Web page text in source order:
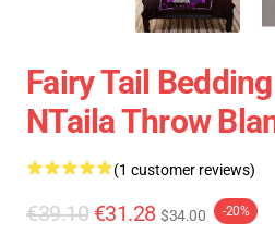
Fairy Tail
NTaila Throw
(1 customer reviews)
€39.10 €31.28 $34.00 -20%